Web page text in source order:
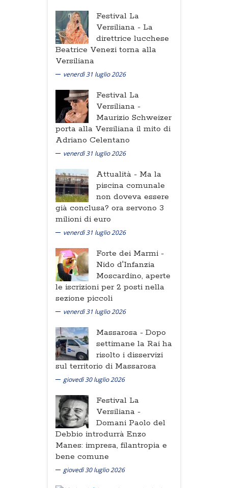
Festival La
Versiliana - La
direttrice lucchese
Beatrice Venezi torna alla
Versiliana
venerdì 31 luglio 2026
Festival La
Versiliana -
Maurizio Schweizer
porta alla Versiliana il mito di
Adriano Celentano
venerdì 31 luglio 2026
Attualità - Ma la
piscina comunale
non doveva essere
già conclusa? ora servono 3
milioni di euro
venerdì 31 luglio 2026
Forte dei Marmi -
Nido d'Infanzia
Moscardino, aperte
le iscrizioni per 2 posti nella
sezione piccoli
venerdì 31 luglio 2026
Massarosa - Dopo
settimane la Rai ha
risolto i disservizi
sul territorio di Massarosa
giovedì 30 luglio 2026
Festival La
Versiliana -
Domani Paolo del
Debbio introdurrà Enzo
Manes: impresa, filantropia e
bene comune
giovedì 30 luglio 2026